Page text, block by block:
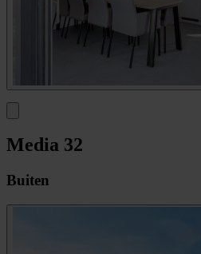
Media 32
Buiten